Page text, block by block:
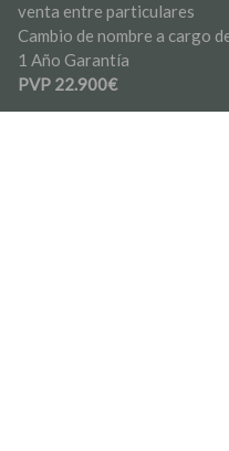
venta entre particulares
Cambio de nombre a cargo
1 Año Garantía
PVP 22.900€